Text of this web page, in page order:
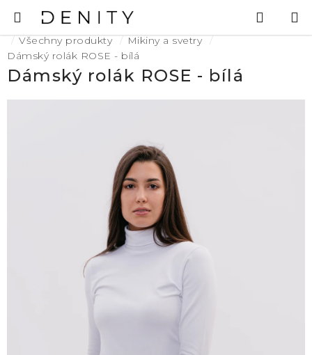
na
obsah
Hledat
Domů
Všechny produkty
Mikiny a svetry
Dámský rolák ROSE - bílá
Dámský rolák ROSE - bílá